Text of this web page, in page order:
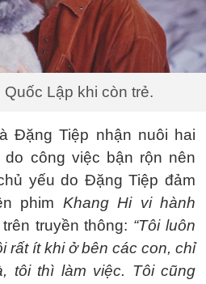
Lập khi còn trẻ.
Đặng Tiệp nhận nuôi hai
công việc bận rộn nên
yếu do Đặng Tiệp đảm
phim Khang Hi vi hành
truyền thông: “Tôi luôn
rất ít khi ở bên các con, chỉ
tôi thì làm việc. Tôi cũng